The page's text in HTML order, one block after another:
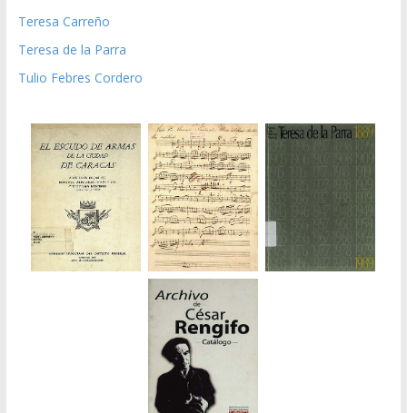
Teresa Carreño
Teresa de la Parra
Tulio Febres Cordero